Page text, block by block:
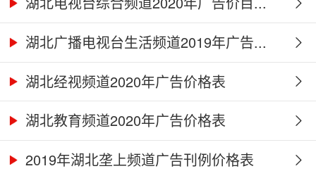
湖北广播电视台生活频道2019年广告...
湖北经视频道2020年广告价格表
湖北教育频道2020年广告价格表
2019年湖北垄上频道广告刊例价格表